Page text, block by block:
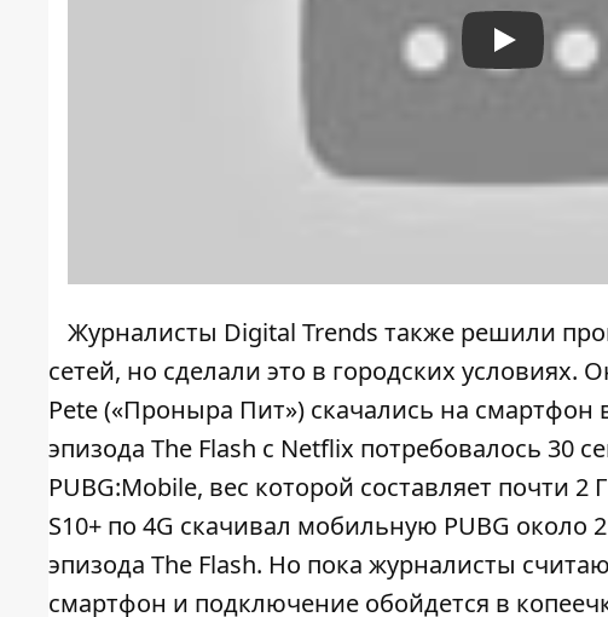
Play
Журналисты Digital Trends также решили
сетей, но сделали это в городских условиях.
Pete («Проныра Пит») скачались на смартфон
эпизода The Flash с Netflix потребовалось 30
PUBG:Mobile, вес которой составляет почти
S10+ по 4G скачивал мобильную PUBG около
эпизода The Flash. Но пока журналисты
смартфон и подключение обойдется в